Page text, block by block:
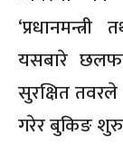
यसबारे
सुरक्षित
गरेर बुकिङ शुरु